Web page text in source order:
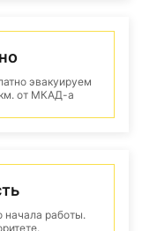
эвакуируем
от МКАД-а
начала работы.